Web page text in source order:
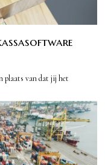
plaats van dat jij het